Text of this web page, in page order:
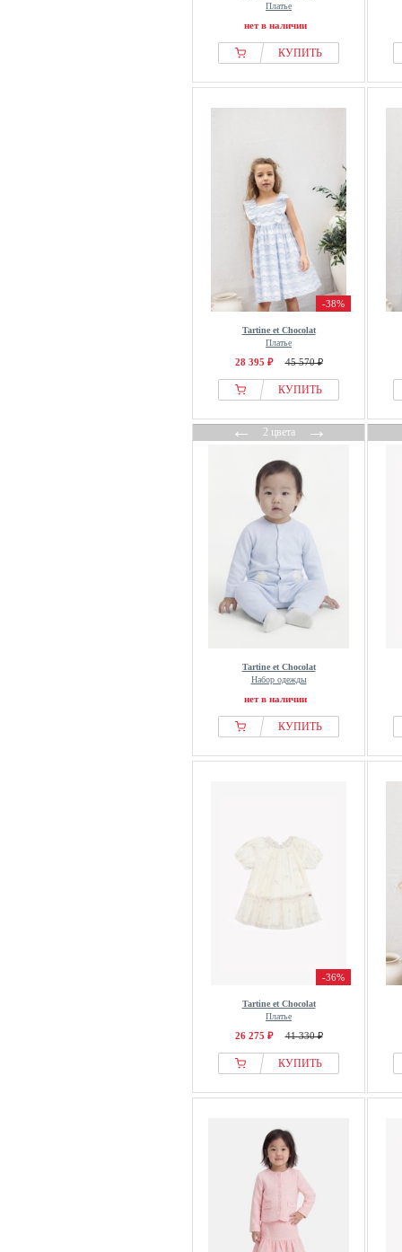
Платье
нет в наличии
КУПИТЬ
-38%
Tartine et Chocolat
Платье
28 395 ₽ 45 570 ₽
КУПИТЬ
←2 цвета→
Tartine et Chocolat
Набор одежды
нет в наличии
КУПИТЬ
-36%
Tartine et Chocolat
Платье
26 275 ₽ 41 330 ₽
КУПИТЬ